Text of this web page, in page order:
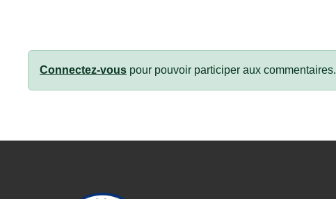
Connectez-vous pour pouvoir participer aux commentaires.